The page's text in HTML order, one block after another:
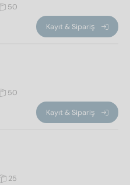
50
Kayıt & Sipariş
50
Kayıt & Sipariş
25